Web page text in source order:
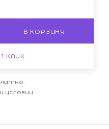
В КОРЗИНУ
КЛИК
условии.